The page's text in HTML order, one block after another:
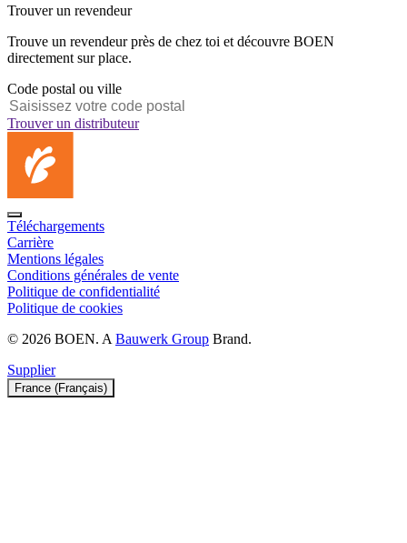
Trouver un revendeur
Trouve un revendeur près de chez toi et découvre BOEN
directement sur place.
Code postal ou ville
Trouver un distributeur
Téléchargements
Carrière
Mentions légales
Conditions générales de vente
Politique de confidentialité
Politique de cookies
© 2026 BOEN. ABauwerk Group Brand.
Supplier
France (Français)